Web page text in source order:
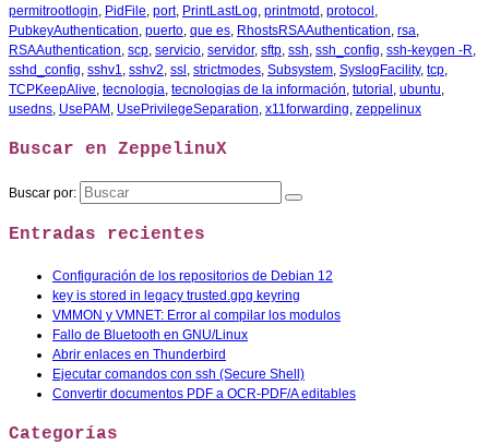
permitrootlogin PidFile port, PrintLastLog printmotd protocol
PubkeyAuthentication puerto que es RhostsRSAAuthentication rsa
RSAAuthentication scp servicio servidor, sftp ssh ssh_config ssh-keygen -R
sshd_config sshv1 sshv2 ssl strictmodes Subsystem SyslogFacility, tcp
TCPKeepAlive tecnologia tecnologias de la información tutorial ubuntu
usedns UsePAM UsePrivilegeSeparation x11forwarding zeppelinux
Buscar en ZeppelinuX
Buscar por:
Entradas recientes
Configuración de los repositorios de Debian 12
key is stored in legacy trusted.gpg keyring
VMMON y VMNET: Error al compilar los modulos
Fallo de Bluetooth en GNU/Linux
Abrir enlaces en Thunderbird
Ejecutar comandos con ssh (Secure Shell)
Convertir documentos PDF a OCR-PDF/A editables
Categorías